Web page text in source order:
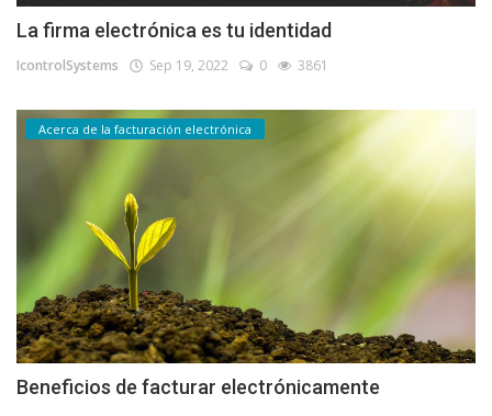
La firma electrónica es tu identidad
IcontrolSystems Sep 19, 2022 0 3861
Acerca de la facturación electrónica
Beneficios de facturar electrónicamente